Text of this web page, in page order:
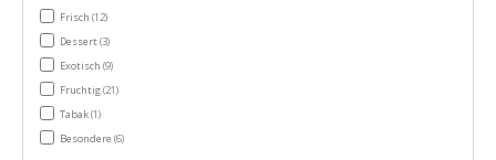
Frisch(12)items
Dessert(3)items
Exotisch(9)items
Fruchtig(21)items
Tabak(1)item
Besondere(6)items